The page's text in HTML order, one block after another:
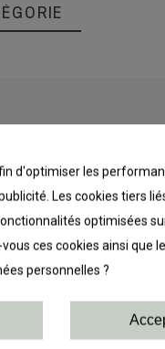
d'optimiser les
Les cookies tiers
optimisées
ces cookies ainsi que
personnelles ?